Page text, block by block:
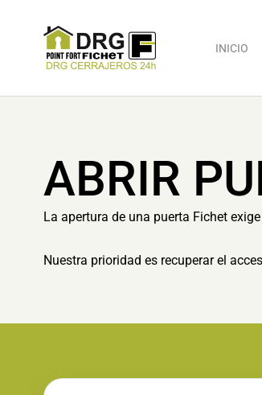
INICIO
ABRIR
La apertura de una puerta Fichet
Nuestra prioridad es recuperar el